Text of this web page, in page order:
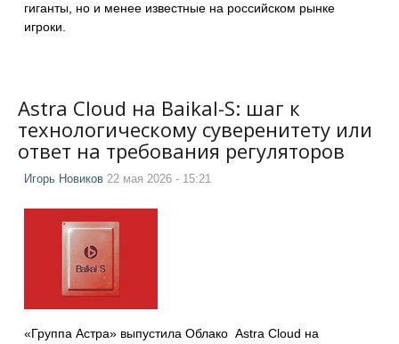
гиганты, но и менее известные на российском рынке
игроки.
Astra Cloud на Baikal-S: шаг к
технологическому суверенитету или
ответ на требования регуляторов
Игорь Новиков 22 мая 2026 - 15:21
«Группа Астра» выпустила Облако Astra Cloud на